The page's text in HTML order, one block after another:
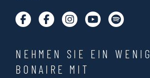
NEHMEN SIE EIN WENIG
BONAIRE MIT